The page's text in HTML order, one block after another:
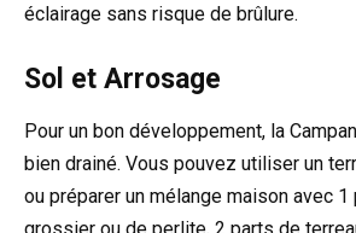
éclairage sans risque de brûlure.
Sol et Arrosage
Pour un bon développement, la
bien drainé. Vous pouvez utiliser un
ou préparer un mélange maison avec